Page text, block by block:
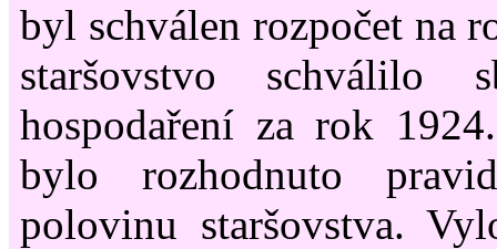
byl schválen rozpočet na
staršovstvo schválilo
hospodaření za rok
bylo rozhodnuto
polovinu staršovstva.